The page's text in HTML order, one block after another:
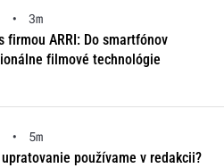
•
3m
firmou ARRI: Do smartfónov
filmové technológie
•
5m
používame v redakcii?